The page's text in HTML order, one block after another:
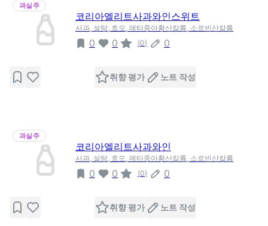
과실주
코리아엘리트사과와인스위트
사과, 설탕, 효모, 메타중아황산칼륨, 소르빈산칼륨
0 0 (0) 0
취향 평가 노트 작성
과실주
코리아엘리트사과와인
사과, 설탕, 효모, 메타중아황산칼륨, 소르빈산칼륨
0 0 (0) 0
취향 평가 노트 작성